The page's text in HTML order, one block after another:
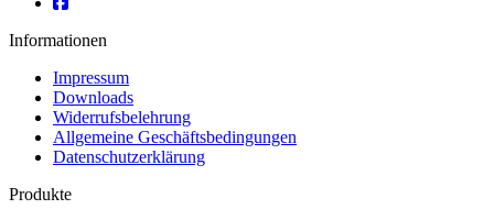
Informationen
Impressum
Downloads
Widerrufsbelehrung
Allgemeine Geschäftsbedingungen
Datenschutzerklärung
Produkte